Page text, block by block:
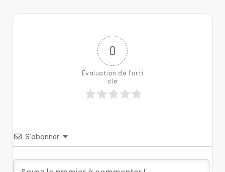
0
Évaluation de l'arti
cle
S’abonner